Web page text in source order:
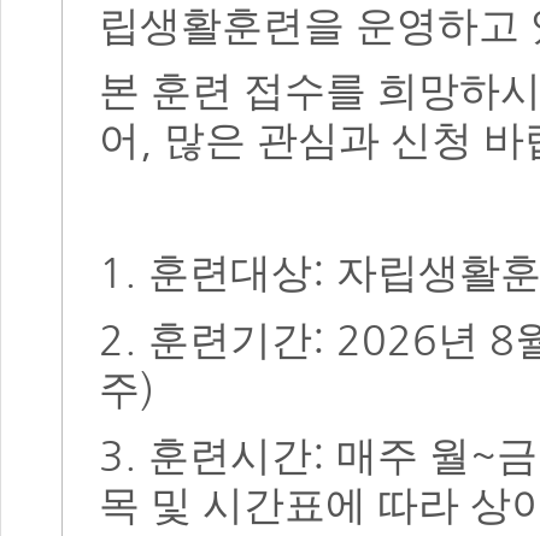
립생활훈련을 운영하고
본 훈련 접수를 희망하
어 , 많은 관심과 신청 바
1. 훈련대상: 자립생활
2. 훈련기간: 2026년 8
주)
3. 훈련시간: 매주 월 ~
목 및 시간표에 따라 상